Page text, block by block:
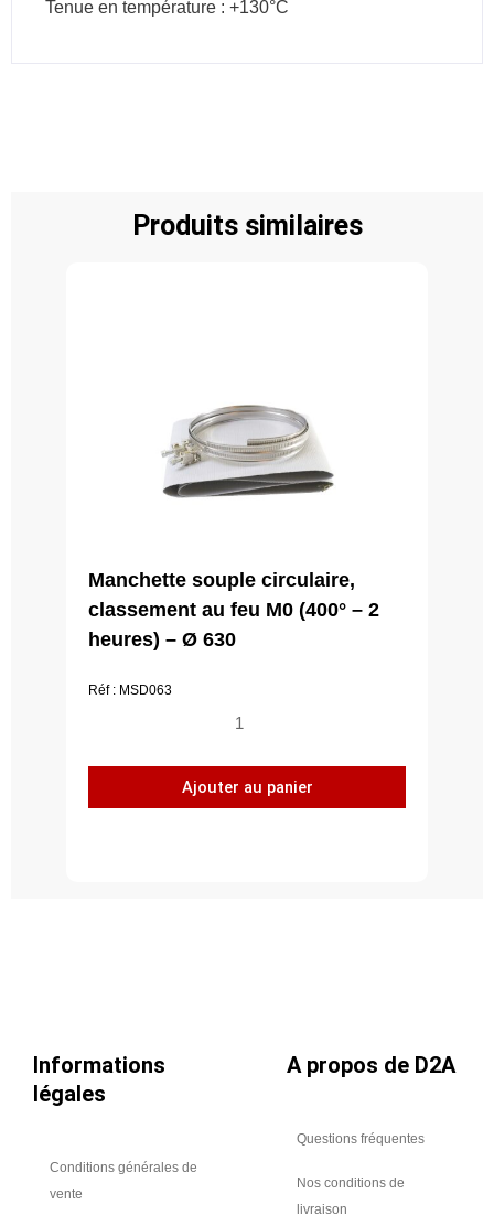
Tenue en température : +130°C
Produits similaires
Manchette souple circulaire,
classement au feu M0 (400° – 2
heures) – Ø 630
Réf : MSD063
quantité
Manchette
souple
Ajouter au panier
Informations
légales
Conditions générales de
vente
A propos de D2A
Questions fréquentes
Nos conditions de
livraison